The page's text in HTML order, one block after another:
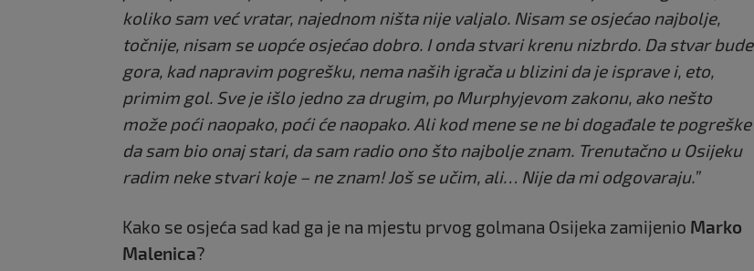
koliko sam već vratar, najednom ništa nije valjalo. Nisam se osjećao najbolje,
točnije, nisam se uopće osjećao dobro. I onda stvari krenu nizbrdo. Da stvar bude
gora, kad napravim pogrešku, nema naših igrača u blizini da je isprave i, eto,
primim gol. Sve je išlo jedno za drugim, po Murphyjevom zakonu, ako nešto
može poći naopako, poći će naopako. Ali kod mene se ne bi događale te pogreške
da sam bio onaj stari, da sam radio ono što najbolje znam. Trenutačno u Osijeku
radim neke stvari koje – ne znam! Još se učim, ali… Nije da mi odgovaraju.”
Kako se osjeća sad kad ga je na mjestu prvog golmana Osijeka zamijenio Marko
Malenica?